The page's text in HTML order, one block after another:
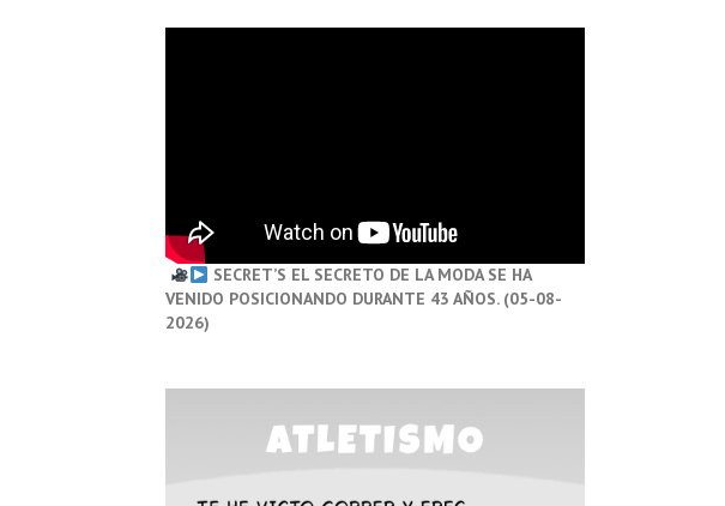
SECRET’S EL SECRETO DE LA MODA SE HA
VENIDO POSICIONANDO DURANTE 43 AÑOS. (05-08-
2026)